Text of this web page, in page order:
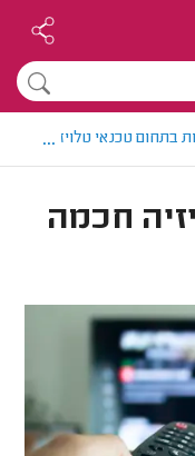
בתחום טכנאי טלויזיה
...
חכמה